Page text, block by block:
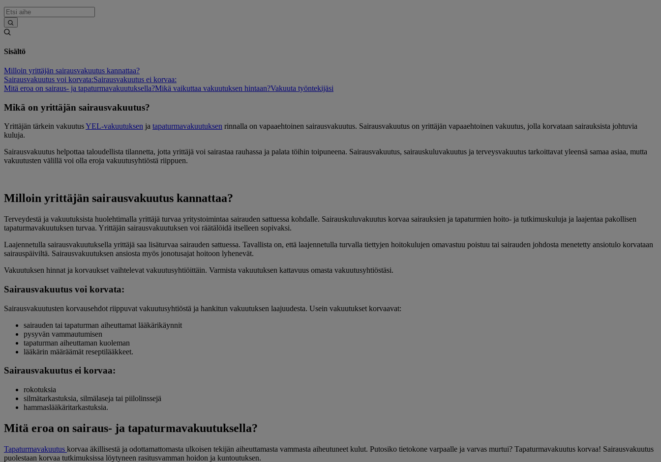
Hae
Sisältö
Milloin yrittäjän sairausvakuutus kannattaa?
Sairausvakuutus voi korvata:Sairausvakuutus ei korvaa:
Mitä eroa on sairaus- ja tapaturmavakuutuksella?Mikä vaikuttaa vakuutuksen hintaan?Vakuuta työntekijäsi
Mikä on yrittäjän sairausvakuutus?
Yrittäjän tärkein vakuutusYEL-vakuutuksen ja tapaturmavakuutuksen rinnalla on vapaaehtoinen sairausvakuutus. Sairausvakuutus on yrittäjän vapaaehtoinen vakuutus, jolla korvataan sairauksista johtuvia
kuluja.
Sairausvakuutus helpottaa taloudellista tilannetta, jotta yrittäjä voi sairastaa rauhassa ja palata töihin toipuneena. Sairausvakuutus, sairauskuluvakuutus ja terveysvakuutus tarkoittavat yleensä samaa asiaa, mutta
vakuutusten välillä voi olla eroja vakuutusyhtiöstä riippuen.
Milloin yrittäjän sairausvakuutus kannattaa?
Terveydestä ja vakuutuksista huolehtimalla yrittäjä turvaa yritystoimintaa sairauden sattuessa kohdalle. Sairauskuluvakuutus korvaa sairauksien ja tapaturmien hoito- ja tutkimuskuluja ja laajentaa pakollisen
tapaturmavakuutuksen turvaa. Yrittäjän sairausvakuutuksen voi räätälöidä itselleen sopivaksi.
Laajennetulla sairausvakuutuksella yrittäjä saa lisäturvaa sairauden sattuessa. Tavallista on, että laajennetulla turvalla tiettyjen hoitokulujen omavastuu poistuu tai sairauden johdosta menetetty ansiotulo korvataan
sairauspäiviltä. Sairausvakuutuksen ansiosta myös jonotusajat hoitoon lyhenevät.
Vakuutuksen hinnat ja korvaukset vaihtelevat vakuutusyhtiöittäin. Varmista vakuutuksen kattavuus omasta vakuutusyhtiöstäsi.
Sairausvakuutus voi korvata:
Sairausvakuutusten korvausehdot riippuvat vakuutusyhtiöstä ja hankitun vakuutuksen laajuudesta. Usein vakuutukset korvaavat:
sairauden tai tapaturman aiheuttamat lääkärikäynnit
pysyvän vammautumisen
tapaturman aiheuttaman kuoleman
lääkärin määräämät reseptilääkkeet.
Sairausvakuutus ei korvaa:
rokotuksia
silmätarkastuksia, silmälaseja tai piilolinssejä
hammaslääkäritarkastuksia.
Mitä eroa on sairaus- ja tapaturmavakuutuksella?
Tapaturmavakuutus korvaa äkillisestä ja odottamattomasta ulkoisen tekijän aiheuttamasta vammasta aiheutuneet kulut. Putosiko tietokone varpaalle ja varvas murtui? Tapaturmavakuutus korvaa! Sairausvakuutus
puolestaan korvaa tutkimuksissa löytyneen rasitusvamman hoidon ja kuntoutuksen.